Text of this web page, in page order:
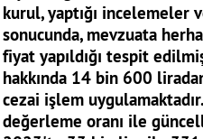
kurul, yaptığı incelemeler
sonucunda, mevzuata
fiyat yapıldığı tespit
hakkında 14 bin 600
cezai işlem
değerleme oranı ile